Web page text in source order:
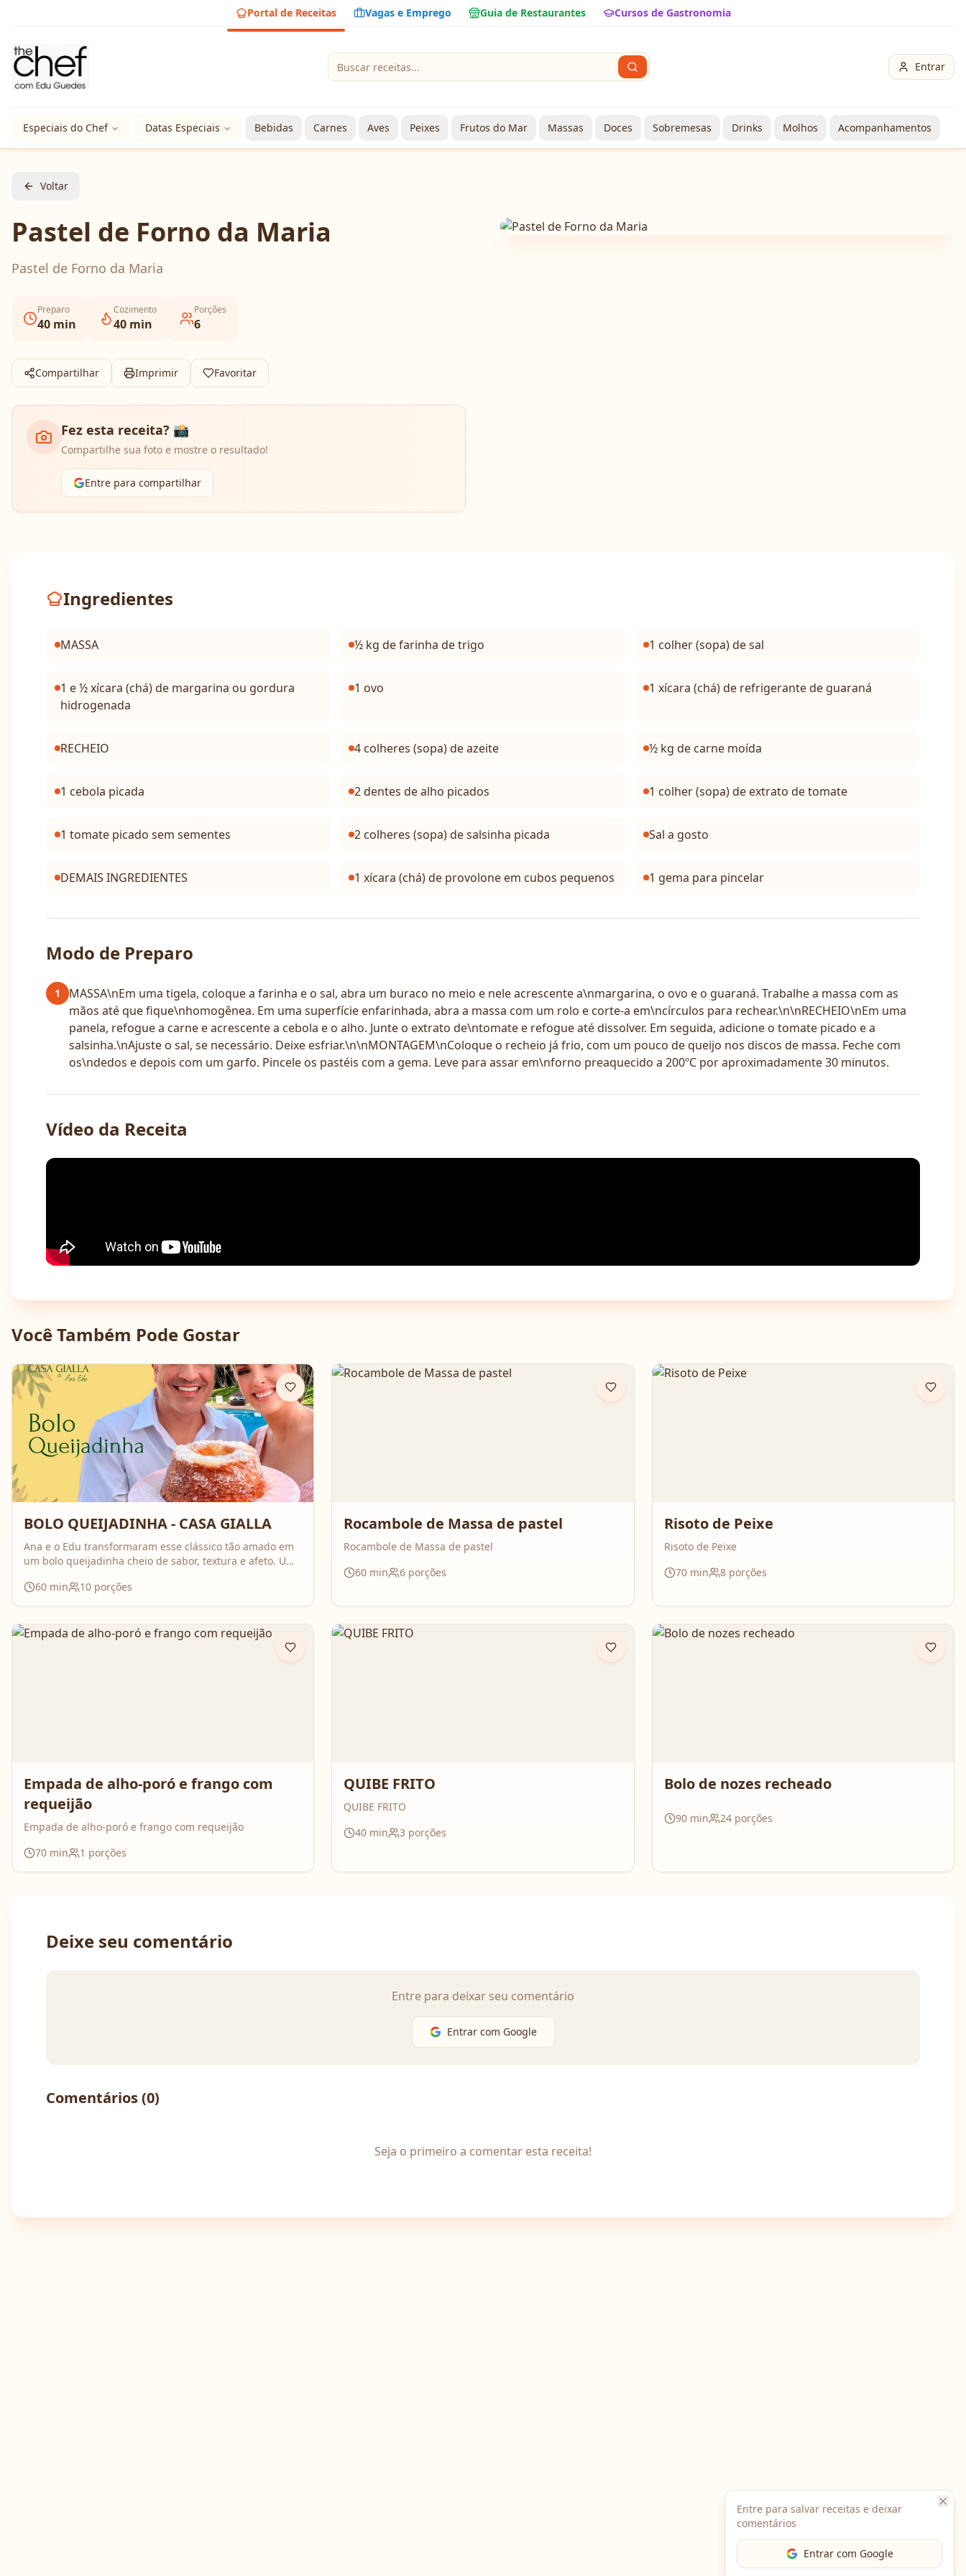
Entre para salvar receitas e deixar
comentários
Entrar com Google
Portal de Receitas Vagas e Emprego Guia de Restaurantes Cursos de Gastronomia
Entrar
Especiais do Chef Datas Especiais Bebidas Carnes Aves Peixes Frutos do Mar Massas Doces Sobremesas Drinks Molhos Acompanhamentos
Voltar
Pastel de Forno da Maria
Pastel de Forno da Maria
Preparo
40 min
Cozimento
40 min
Porções
6
Compartilhar Imprimir Favoritar
Fez esta receita? 📸
Compartilhe sua foto e mostre o resultado!
Entre para compartilhar
Ingredientes
MASSA ½ kg de farinha de trigo 1 colher (sopa) de sal
1 e ½ xícara (chá) de margarina ou gordura
hidrogenada
1 ovo 1 xícara (chá) de refrigerante de guaraná
RECHEIO 4 colheres (sopa) de azeite ½ kg de carne moída
1 cebola picada 2 dentes de alho picados 1 colher (sopa) de extrato de tomate
1 tomate picado sem sementes 2 colheres (sopa) de salsinha picada Sal a gosto
DEMAIS INGREDIENTES 1 xícara (chá) de provolone em cubos pequenos 1 gema para pincelar
Modo de Preparo
1
MASSA\nEm uma tigela, coloque a farinha e o sal, abra um buraco no meio e nele acrescente a\nmargarina, o ovo e o guaraná. Trabalhe a massa com as
mãos até que fique\nhomogênea. Em uma superfície enfarinhada, abra a massa com um rolo e corte-a em\ncírculos para rechear.\n\nRECHEIO\nEm uma
panela, refogue a carne e acrescente a cebola e o alho. Junte o extrato de\ntomate e refogue até dissolver. Em seguida, adicione o tomate picado e a
salsinha.\nAjuste o sal, se necessário. Deixe esfriar.\n\nMONTAGEM\nColoque o recheio já frio, com um pouco de queijo nos discos de massa. Feche com
os\ndedos e depois com um garfo. Pincele os pastéis com a gema. Leve para assar em\nforno preaquecido a 200ºC por aproximadamente 30 minutos.
Vídeo da Receita
Você Também Pode Gostar
BOLO QUEIJADINHA - CASA GIALLA
Ana e o Edu transformaram esse clássico tão amado em
um bolo queijadinha cheio de sabor, textura e afeto. Uma
surpreende no resultado e perfuma a casa inteira
enquanto assa. Aperte o play, acompanhe o passo a
impossível de resistir 💛
60 min 10 porções
Rocambole de Massa de pastel
Rocambole de Massa de pastel
60 min 6 porções
Risoto de Peixe
Risoto de Peixe
70min 8porções
Empada de alho-poró e frango com
requeijão
Empada de alho-poró e frango com requeijão
70 min 1 porções
QUIBE FRITO
QUIBE FRITO
40 min 3 porções
Bolo de nozes recheado
90min 24porções
Deixe seu comentário
Entre para deixar seu comentário
Entrar com Google
Comentários (0)
Seja o primeiro a comentar esta receita!